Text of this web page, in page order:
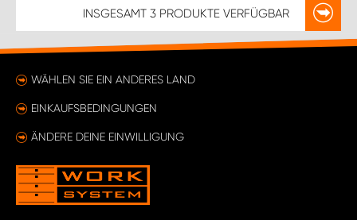
INSGESAMT 3 PRODUKTE VERFÜGBAR
WÄHLEN SIE EIN ANDERES LAND
EINKAUFSBEDINGUNGEN
ÄNDERE DEINE EINWILLIGUNG